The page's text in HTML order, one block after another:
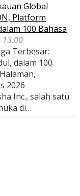
Global
Platform
100 Bahasa
13:00
Terbesar:
dalam 100
2026
Inc., salah satu
di…